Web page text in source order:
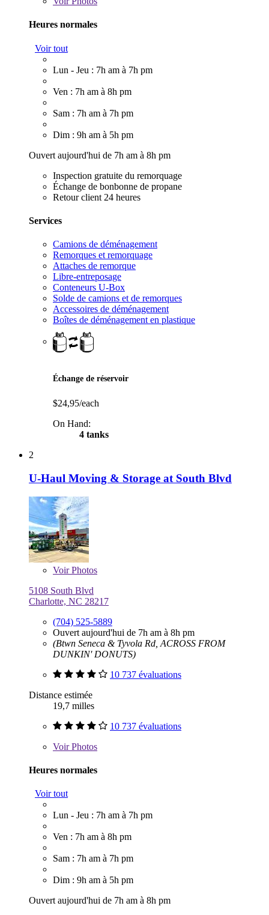
Heures normales
Voir tout
Lun - Jeu : 7h am à 7h pm
Ven : 7h am à 8h pm
Sam : 7h am à 7h pm
Dim : 9h am à 5h pm
Ouvert aujourd'hui de 7h am à 8h pm
Inspection gratuite du remorquage
Échange de bonbonne de propane
Retour client 24 heures
Services
Camions de déménagement
Remorques et remorquage
Attaches de remorque
Libre-entreposage
Conteneurs U-Box
Solde de camions et de remorques
Accessoires de déménagement
Boîtes de déménagement en plastique
Échange de réservoir
$24,95/each
On Hand:
4 tanks
2
U-Haul Moving & Storage at South Blvd
VoirPhotos
5108 South Blvd
Charlotte, NC 28217
(704) 525-5889
Ouvert aujourd'hui de 7h am à 8h pm
(Btwn Seneca & Tyvola Rd, ACROSS FROM
DUNKIN' DONUTS)
10 737 évaluations
Distance estimée
19,7 milles
10 737 évaluations
VoirPhotos
Heures normales
Voir tout
Lun - Jeu : 7h am à 7h pm
Ven : 7h am à 8h pm
Sam : 7h am à 7h pm
Dim : 9h am à 5h pm
Ouvert aujourd'hui de 7h am à 8h pm